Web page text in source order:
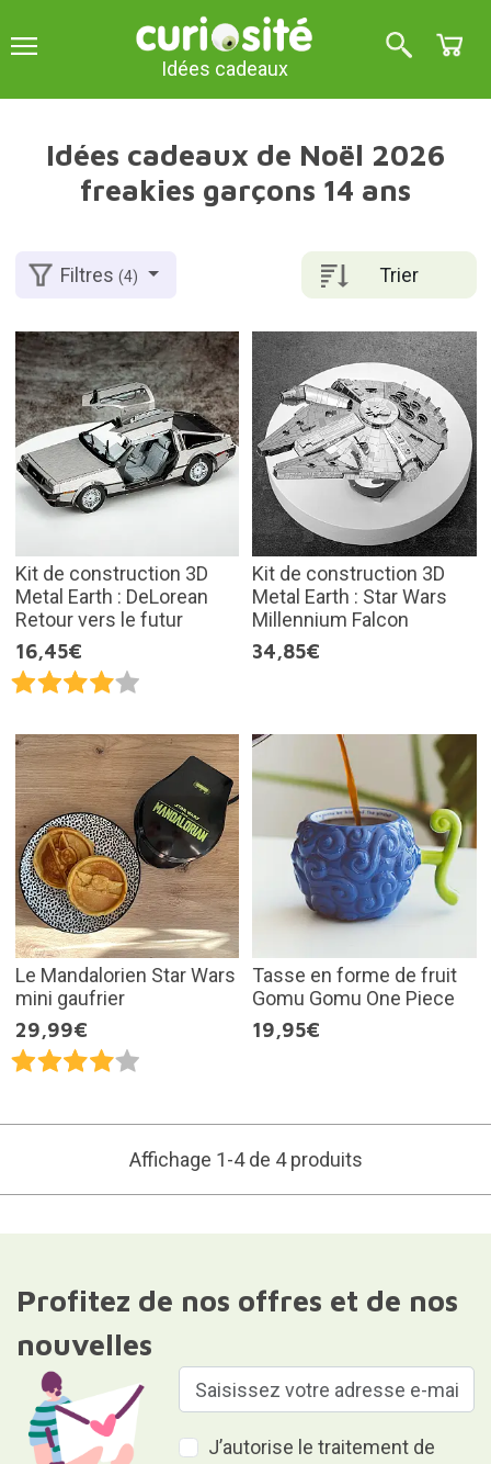
Idées cadeaux
Idées cadeaux de Noël 2026
freakies garçons 14 ans
Trier
Filtres(4)
Kit de construction 3D
Metal Earth : DeLorean
Retour vers le futur
16,45€
Kit de construction 3D
Metal Earth : Star Wars
Millennium Falcon
34,85€
Le Mandalorien Star Wars
mini gaufrier
29,99€
Tasse en forme de fruit
Gomu Gomu One Piece
19,95€
Affichage 1-4 de 4 produits
Profitez de nos offres et de nos
nouvelles
J’autorise le traitement de